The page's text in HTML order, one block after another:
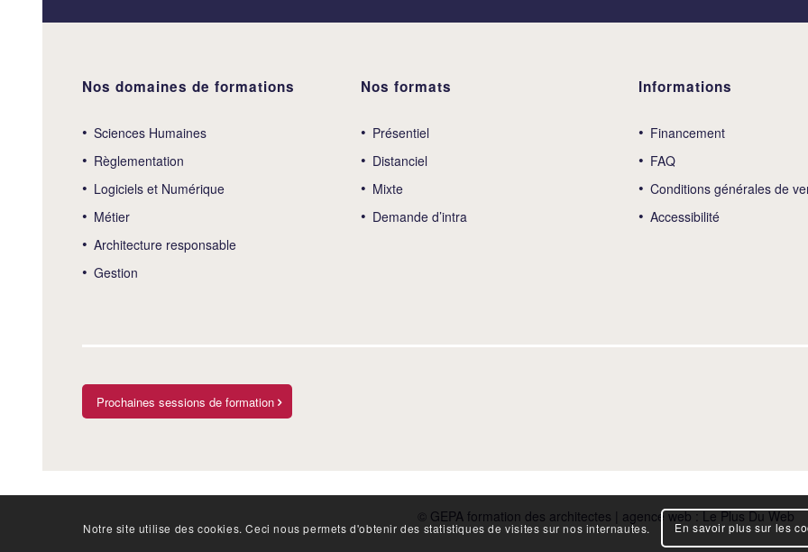
Nos domaines de formations
Sciences Humaines
Règlementation
Logiciels et Numérique
Métier
Architecture responsable
Gestion
Nos formats
Présentiel
Distanciel
Mixte
Demande d’intra
Informations
Financement
FAQ
Conditions générales de
Accessibilité
Prochaines sessions de formation
© GEPA formation des architectes | agence web :Le Plus Du Web
Notre site utilise des cookies. Ceci nous permets d'obtenir des statistiques de visites sur nos internautes. En savoir plus sur les